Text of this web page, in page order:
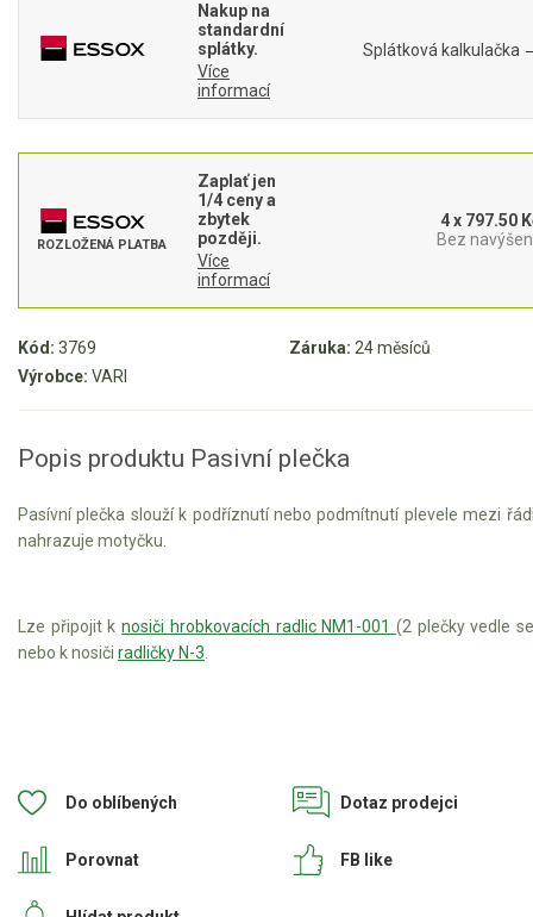
Aku křovinořezy a vyžínače
Benzínové pily
Elektrické pily
Vyvětvovací pily
AKU zahradní technika
Aku pily
Aku sekačky
Aku STIHL
Štípačka na dřevo
VARI akční sety
VARI DSK-316
Kód: 3769 Záruka: 24 měsíců
Výrobce: VARI
Nakup na
standardní
splátky.
Více
informací
Splátková kalkulačka
ROZLOŽENÁ PLATBA
Zaplať jen
1/4 ceny a
zbytek
později.
Více
informací
4 x 797.50
Bez
Popis produktu Pasivní plečka
Pasívní plečka slouží k podříznutí nebo podmítnutí plevele mezi
nahrazuje motyčku.
Lze připojit knosiči hrobkovacích radlic NM1-001 (2 plečky vedle
nebo k nosiči radličky N-3
Do oblíbených
Porovnat
Dotaz prodejci
FB like